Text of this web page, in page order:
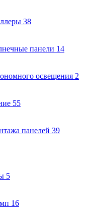
38
панели 14
освещения 2
55
панелей 39
5
16